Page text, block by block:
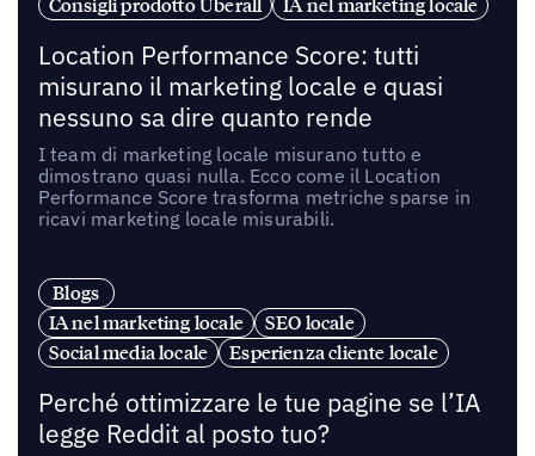
Consigli prodotto Uberall IA nel marketing locale
Location Performance Score: tutti
misurano il marketing locale e quasi
nessuno sa dire quanto rende
I team di marketing locale misurano tutto e
dimostrano quasi nulla. Ecco come il Location
Performance Score trasforma metriche sparse in
ricavi marketing locale misurabili.
Blogs
IA nel marketing locale
SEO locale
Social media locale
Esperienza cliente locale
Perché ottimizzare le tue pagine se l’IA
legge Reddit al posto tuo?